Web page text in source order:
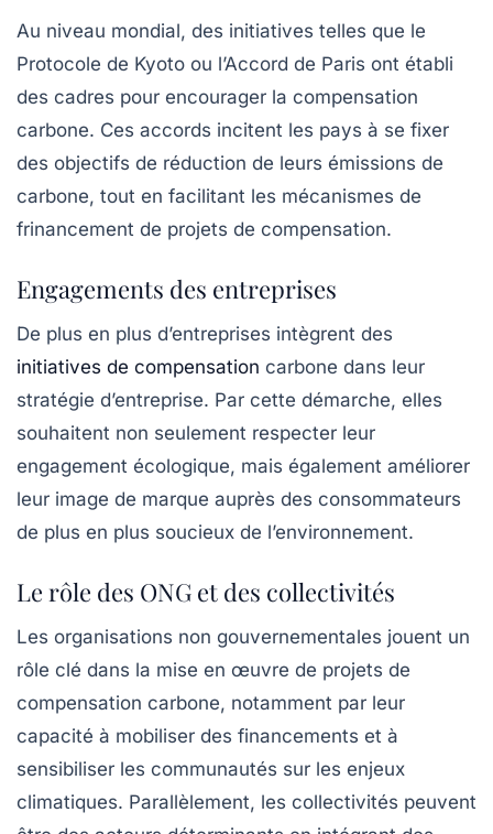
Au niveau mondial, des initiatives telles que le
Protocole de Kyoto ou l’Accord de Paris ont établi
des cadres pour encourager la compensation
carbone. Ces accords incitent les pays à se fixer
des objectifs de réduction de leurs émissions de
carbone, tout en facilitant les mécanismes de
frinancement de projets de compensation.
Engagements des entreprises
De plus en plus d’entreprises intègrent des
initiatives de compensation carbone dans leur
stratégie d’entreprise. Par cette démarche, elles
souhaitent non seulement respecter leur
engagement écologique, mais également améliorer
leur image de marque auprès des consommateurs
de plus en plus soucieux de l’environnement.
Le rôle des ONG et des collectivités
Les organisations non gouvernementales jouent un
rôle clé dans la mise en œuvre de projets de
compensation carbone, notamment par leur
capacité à mobiliser des financements et à
sensibiliser les communautés sur les enjeux
climatiques. Parallèlement, les collectivités peuvent